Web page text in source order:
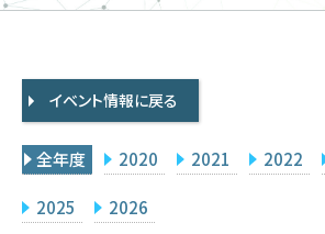
キ
2026年度公募
採択研究・報告書一覧
イベント情報
イベント情報に戻る
全年度 2020 2021 2022
2025 2026